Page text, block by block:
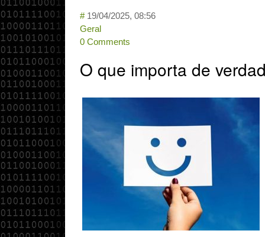
# 19/04/2025, 08:56
Geral
0 Comments
O que importa de